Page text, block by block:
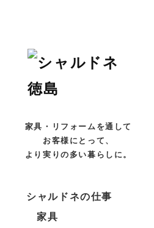
家具・リフォームを通して
お客様にとって、
より実りの多い暮らしに。
シャルドネの仕事
家具